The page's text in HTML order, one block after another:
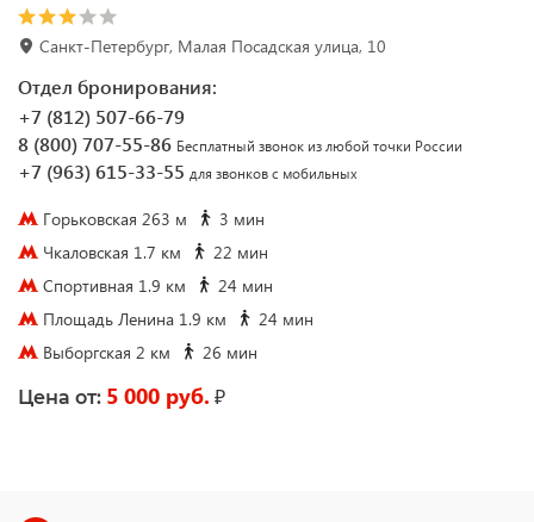
Санкт-Петербург, Малая Посадская улица, 10
Отдел бронирования:
+7 (812) 507-66-79
8 (800) 707-55-86 Бесплатный звонок из любой точки России
+7 (963) 615-33-55 для звонков с мобильных
Горьковская 263 м
3 мин
Чкаловская 1.7 км
22 мин
Спортивная 1.9 км
24 мин
Площадь Ленина 1.9 км
24 мин
Выборгская 2 км
26 мин
Цена от: 5 000 руб. ₽